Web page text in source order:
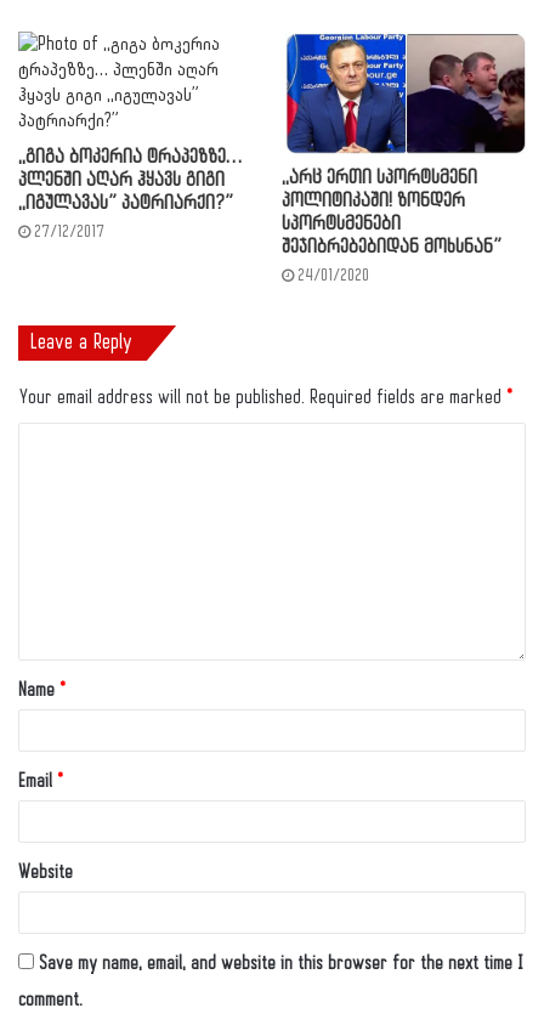
,,გიგა ბოკერია ტრაპეზზე…
პლენში აღარ ჰყავს გიგი
,,იგულავას” პატრიარქი?”
27/12/2017
,,არც ერთი სპორტსმენი
პოლიტიკაში! ზონდერ
სპორტსმენები
შეჯიბრებებიდან მოხსნან”
24/01/2020
Leave a Reply
Your email address will not be published. Required fields are marked *
Name *
Email *
Website
Save my name, email, and website in this browser for the next time I
comment.